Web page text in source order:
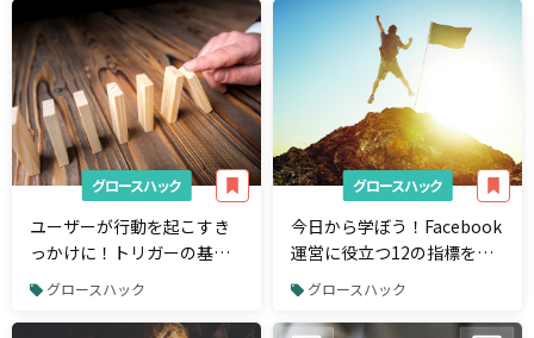
グロースハック
ユーザーが行動を起こすき
っかけに！トリガーの基本
的な知識を解説
グロースハック
グロースハック
今日から学ぼう！Facebook
運営に役立つ12の指標を解
説 グロースハック